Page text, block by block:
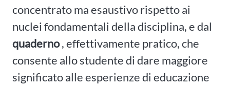
concentrato ma esaustivo rispetto ai
nuclei fondamentali della disciplina, e dal
quaderno, effettivamente pratico, che
consente allo studente di dare maggiore
significato alle esperienze di educazione